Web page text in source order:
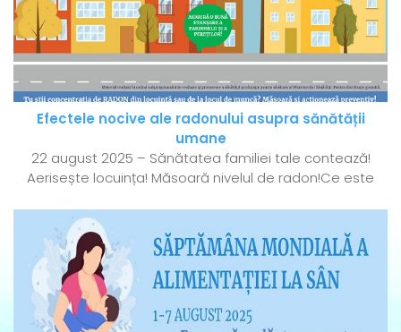
Efectele nocive ale radonului asupra sănătății
umane
22 august 2025 – Sănătatea familiei tale contează!
Aerisește locuința! Măsoară nivelul de radon!Ce este